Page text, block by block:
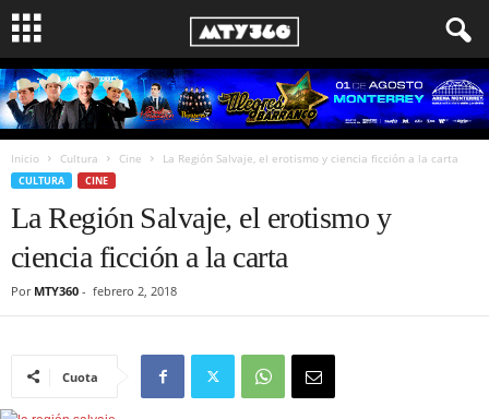
Inicio Cultura Cine La Región Salvaje, el erotismo y ciencia ficción a la carta
CULTURA CINE
La Región Salvaje, el erotismo y
ciencia ficción a la carta
Por MTY360 - febrero 2, 2018
Cuota